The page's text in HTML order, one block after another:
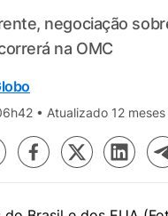
negociação
na OMC
• Atualizado 12